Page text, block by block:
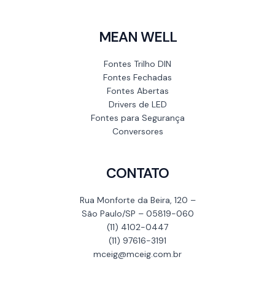
MEAN WELL
Fontes Trilho DIN
Fontes Fechadas
Fontes Abertas
Drivers de LED
Fontes para Segurança
Conversores
CONTATO
Rua Monforte da Beira, 120 –
São Paulo/SP – 05819-060
(11) 4102-0447
(11) 97616-3191
mceig@mceig.com.br